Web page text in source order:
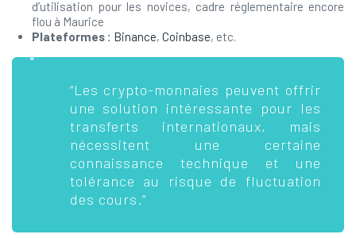
d’utilisation pour les novices, cadre réglementaire encore
flou à Maurice
Plateformes : Binance, Coinbase, etc.
“Les crypto-monnaies peuvent offrir
une solution intéressante pour les
transferts internationaux, mais
nécessitent une certaine
connaissance technique et une
tolérance au risque de fluctuation
des cours.”